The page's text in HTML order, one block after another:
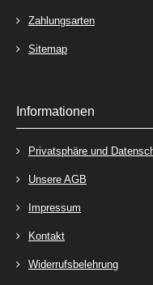
Zahlungsarten
Sitemap
Informationen
Privatsphäre und
Unsere AGB
Impressum
Kontakt
Widerrufsbelehrung